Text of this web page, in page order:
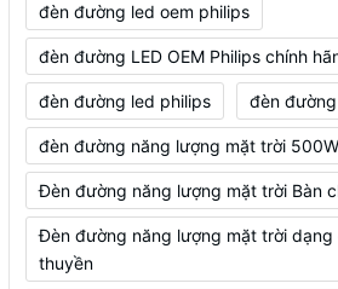
đèn đường led oem philips
đèn đường LED OEM Philips chính
đèn đường led philips đèn
đèn đường năng lượng mặt trời 500W
Đèn đường năng lượng mặt trời Bàn
Đèn đường năng lượng mặt trời dạng
thuyền